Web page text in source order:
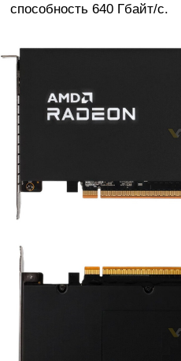
способность 640 Гбайт/с.